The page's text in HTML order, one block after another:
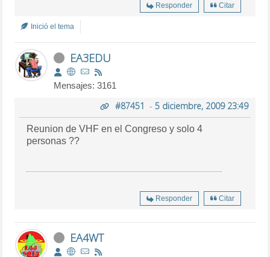
Responder Citar
Inició el tema
EA3EDU
Mensajes: 3161
#87451 - 5 diciembre, 2009 23:49
Reunion de VHF en el Congreso y solo 4
personas ??
Responder Citar
EA4WT